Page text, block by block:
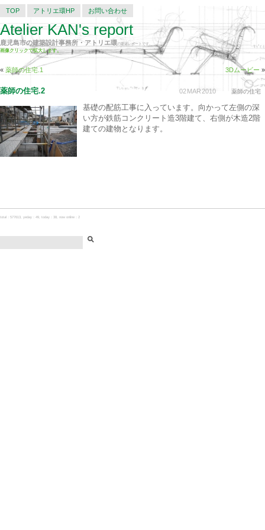
TOP アトリエ環HP お問い合わせ
Atelier KAN's report
鹿児島市の建築設計事務所・アトリエ環の建築レポートです。
画像クリックで拡大します。
« 薬師の住宅.1 3Dムービー »
02MAR2010 薬師の住宅
薬師の住宅.2
基礎の配筋工事に入っています。向かって左側の深
い方が鉄筋コンクリート造3階建て、右側が木造2階
建ての建物となります。
total：577613, yeday：49, today：38, now online：2